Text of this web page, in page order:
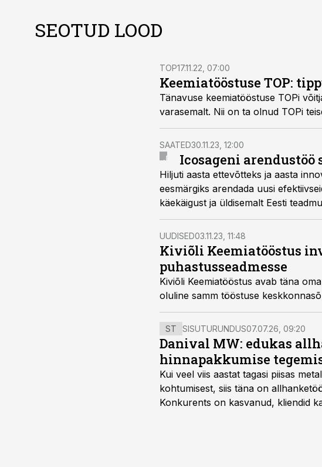
SEOTUD LOOD
TOP17.11.22, 07:00
Keemiatööstuse TOP:
Tänavuse keemiatööstuse TOPi
varasemalt. Nii on ta olnud TOPi
SAATED30.11.23, 12:00
Icosageni
Hiljuti aasta ettevõtteks ja aasta
eesmärgiks arendada uusi
käekäigust ja üldisemalt Eesti
Mart Ustav juunior ja EASi
Kelt.
UUDISED03.11.23, 11:48
Kiviõli Keemiatööstus
puhastusseadmesse
Kiviõli Keemiatööstus avab täna
oluline samm tööstuse
ST SISUTURUNDUS07.07.26, 09:20
Danival MW: edukas
hinnapakkumise
Kui veel viis aastat tagasi piisas
kohtumisest, siis täna on
Konkurents on kasvanud, kliendid